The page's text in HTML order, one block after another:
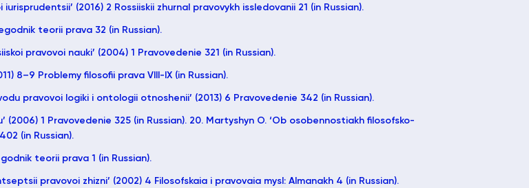
(2016) 2 Rossiiskii zhurnal pravovykh issledovanii 21 (in Russian).
teorii prava 32 (in Russian).
pravovoi nauki’ (2004) 1 Pravovedenie 321 (in Russian).
8–9 Problemy filosofii prava VIII-IX (in Russian).
pravovoi logiki i ontologii otnoshenii’ (2013) 6 Pravovedenie 342 (in Russian).
(2006) 1 Pravovedenie 325 (in Russian). 20. Martyshyn О. ‘Ob osobennostiakh filosofsko-
(in Russian).
teorii prava 1 (in Russian).
pravovoi zhizni’ (2002) 4 Filosofskaia i pravovaia mysl: Almanakh 4 (in Russian).